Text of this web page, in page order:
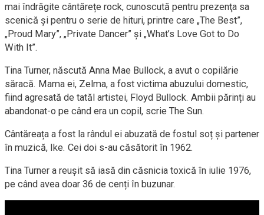
mai îndrăgite cântărețe rock, cunoscută pentru prezenţa sa
scenică și pentru o serie de hituri, printre care „The Best”,
„Proud Mary”, „Private Dancer” și „What’s Love Got to Do
With It”.
Tina Turner, născută Anna Mae Bullock, a avut o copilărie
săracă. Mama ei, Zelma, a fost victima abuzului domestic,
fiind agresată de tatăl artistei, Floyd Bullock. Ambii părinți au
abandonat-o pe când era un copil, scrie The Sun.
Cântăreața a fost la rândul ei abuzată de fostul soț și partener
în muzică, Ike. Cei doi s-au căsătorit în 1962.
Tina Turner a reușit să iasă din căsnicia toxică în iulie 1976,
pe când avea doar 36 de cenți în buzunar.